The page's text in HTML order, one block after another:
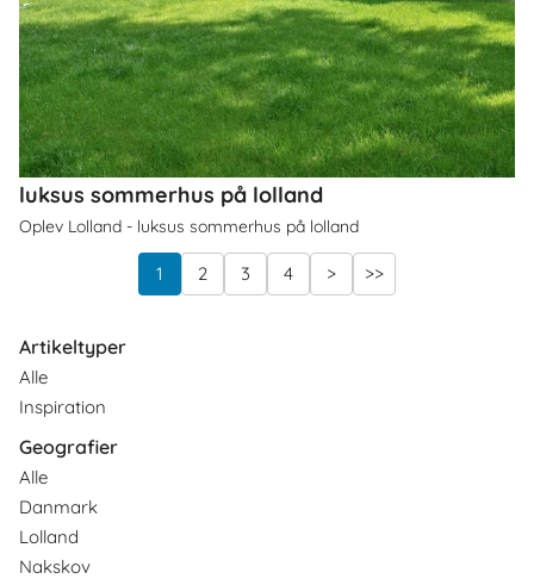
luksus sommerhus på lolland
Oplev Lolland - luksus sommerhus på lolland
1 2 3 4 > >>
Artikeltyper
Alle
Inspiration
Geografier
Alle
Danmark
Lolland
Nakskov